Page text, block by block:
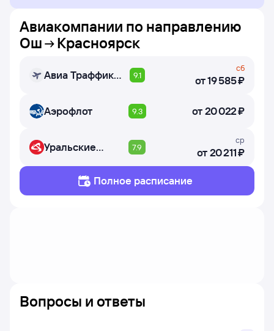
Авиакомпании по направлению
Ош
Красноярск
Авиа Траффик
9.1
сб
от19 ⁠585 ⁠₽
Аэрофлот 9.3 от20 ⁠022 ⁠₽
Уральские
7.9
ср
от20 ⁠211 ⁠₽
Полное расписание
Вопросы и ответы